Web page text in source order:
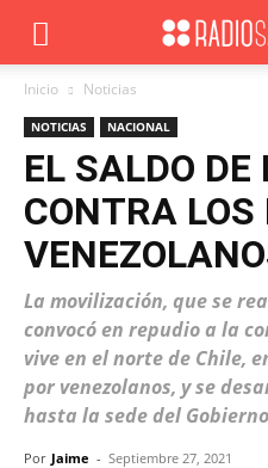
Inicio Noticias
NOTICIAS NACIONAL
EL SALDO
CONTRA
La movilización, que se
convocó en repudio a la
vive en el norte de Chile,
por venezolanos, y se
hasta la sede del
Por Jaime - Septiembre 27, 2021